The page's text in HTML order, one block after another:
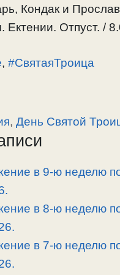
Кондак и
Ектении. Отпуст. /
, #СвятаяТроица
,День Святой
в 9-ю неделю
в 8-ю неделю
в 7-ю неделю